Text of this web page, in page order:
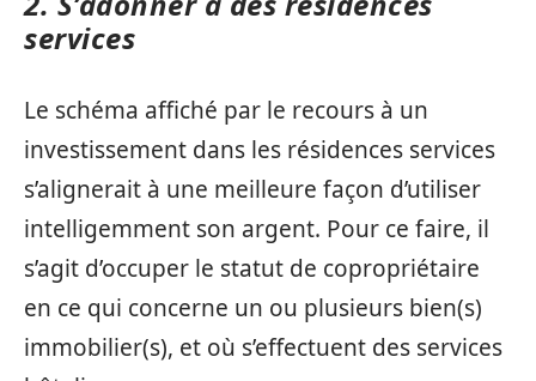
services
Le schéma affiché par le recours à un
investissement dans les résidences services
s’alignerait à une meilleure façon d’utiliser
intelligemment son argent. Pour ce faire, il
s’agit d’occuper le statut de copropriétaire
en ce qui concerne un ou plusieurs bien(s)
immobilier(s), et où s’effectuent des services